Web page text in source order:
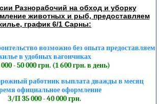
Разнорабочий на обход и уборку
животных и рыб, предоставляем
график 6/1 Сарны:
возможно без опыта предоставляем
в удобных вагончиках
- 50 000 грн. (1 600 грн. в день)
работник выплата дважды в месяц
официальное оформление
З/П 35 000 - 40 000 грн.